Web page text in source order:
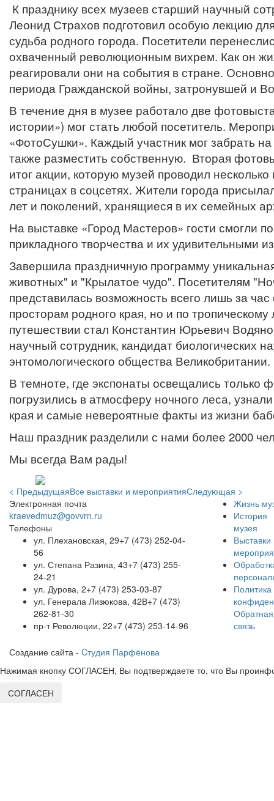
К празднику всех музеев старший научный
Леонид Страхов подготовил особую лекцию
судьба родного города. Посетители
охваченный революционным вихрем. Как он
реагировали они на события в стране.
периода Гражданской войны, затронувшей и
В течение дня в музее работало две
истории») мог стать любой посетитель.
«ФотоСушки». Каждый участник мог забрать
также разместить собственную. Вторая
итог акции, которую музей проводил
страницах в соцсетях. Жители города
лет и поколений, хранящиеся в их семейных
На выставке «Город Мастеров» гости смогли
прикладного творчества и их удивительными
Завершила праздничную программу
животных" и "Крылатое чудо". Посетителям
представилась возможность всего лишь за
просторам родного края, но и по
путешествии стал Константин Юрьевич
научный сотрудник, кандидат биологических
энтомологического общества Великобритании.
В темноте, где экспонаты освещались только
погрузились в атмосферу ночного леса,
края и самые невероятные факты из жизни
Наш праздник разделили с нами более 2000
Мы всегда Вам рады!
< ПредыдущаяВсе выставки и мероприятияСледующая >
Электронная почта
kraevedmuz@govvrn.ru
Телефоны
ул. Плехановская, 29+7 (473) 252-04-
56
ул. Степана Разина, 43+7 (473) 255-
24-21
ул. Дурова, 2+7 (473) 253-03-87
ул. Генерала Лизюкова, 42В+7 (473)
262-81-30
пр-т Революции, 22+7 (473) 253-14-96
Жизнь
История
музея
Выставки
Политика
Обратная
связь
Создание сайта - Cтудия Парфёнова
Нажимая кнопку СОГЛАСЕН, Вы подтверждаете то, что Вы
СОГЛАСЕН